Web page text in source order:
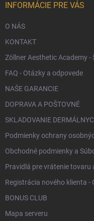
INFORMÁCIE PRE VÁS
O NÁS
KONTAKT
Zöllner Aesthetic Academy -
FAQ - Otázky a odpovede
NAŠE GARANCIE
DOPRAVA A POŠTOVNÉ
SKLADOVANIE
Podmienky ochrany
Obchodné podmienky a
Pravidlá pre vrátenie tovaru
Registrácia nového klienta -
BONUS CLUB
Mapa serveru